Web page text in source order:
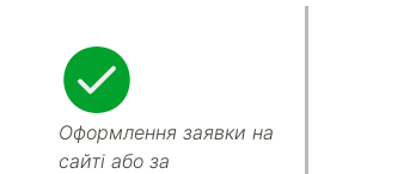
Оформлення заявки на
сайті або за